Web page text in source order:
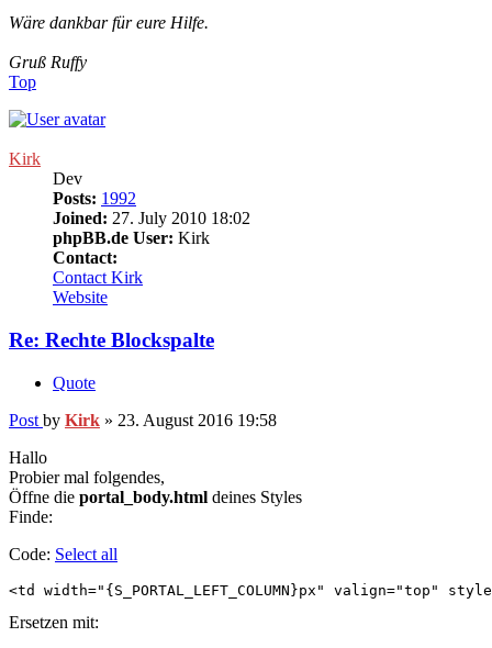
Wäre dankbar für eure Hilfe.
Gruß Ruffy
Top
Kirk
Dev
Posts: 1992
Joined: 27. July 2010 18:02
phpBB.de User: Kirk
Contact:
Contact Kirk
Website
Re: Rechte Blockspalte
Quote
Post by Kirk » 23. August 2016 19:58
Hallo
Probier mal folgendes,
Öffne die portal_body.html deines Styles
Finde:
Code: Select all
<td width="{S_PORTAL_LEFT_COLUMN}px" valign="top"
Ersetzen mit: